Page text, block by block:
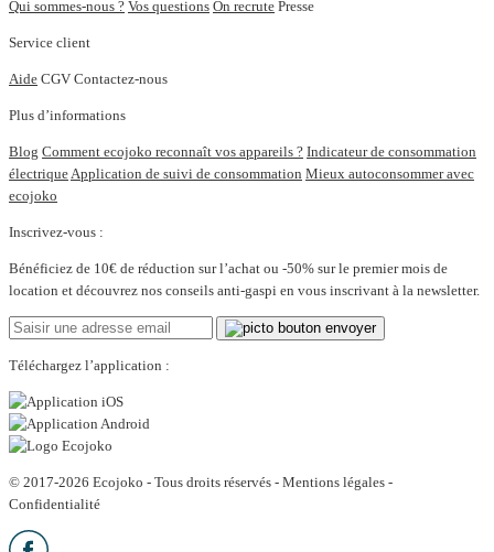
Qui sommes-nous ? Vos questions On recrute Presse
Service client
Aide CGV Contactez-nous
Plus d’informations
Blog Comment ecojoko reconnaît vos appareils ? Indicateur de consommation
électrique Application de suivi de consommation Mieux autoconsommer avec
ecojoko
Inscrivez-vous :
Bénéficiez de 10€ de réduction sur l’achat ou -50% sur le premier mois de
location et découvrez nos conseils anti-gaspi en vous inscrivant à la newsletter.
Téléchargez l’application :
© 2017-2026 Ecojoko - Tous droits réservés - Mentions légales -
Confidentialité